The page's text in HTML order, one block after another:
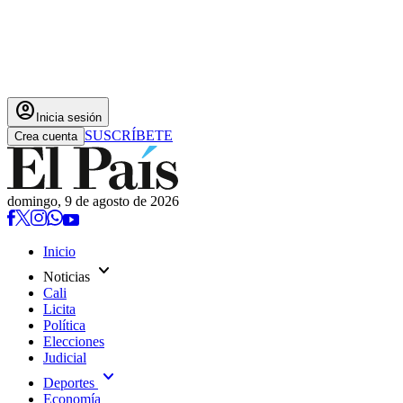
account_circle Inicia sesión
Crea cuenta SUSCRÍBETE
domingo, 9 de agosto de 2026
Inicio
Noticias expand_more
Cali
Licita
Política
Elecciones
Judicial
Deportes expand_more
Economía